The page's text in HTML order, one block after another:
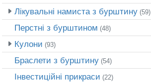
Лікувальні намиста з бурштину (59)
Перстні з бурштином (48)
Кулони (93)
Браслети з бурштину (54)
Інвестиційні прикраси (22)